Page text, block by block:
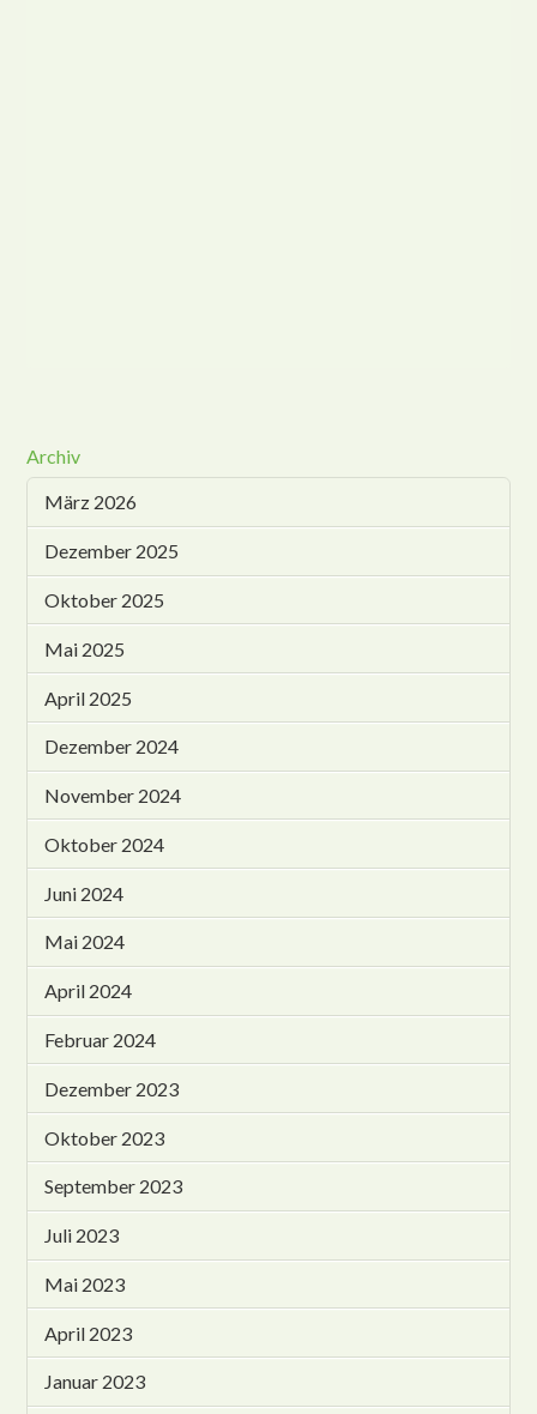
Archiv
März 2026
Dezember 2025
Oktober 2025
Mai 2025
April 2025
Dezember 2024
November 2024
Oktober 2024
Juni 2024
Mai 2024
April 2024
Februar 2024
Dezember 2023
Oktober 2023
September 2023
Juli 2023
Mai 2023
April 2023
Januar 2023